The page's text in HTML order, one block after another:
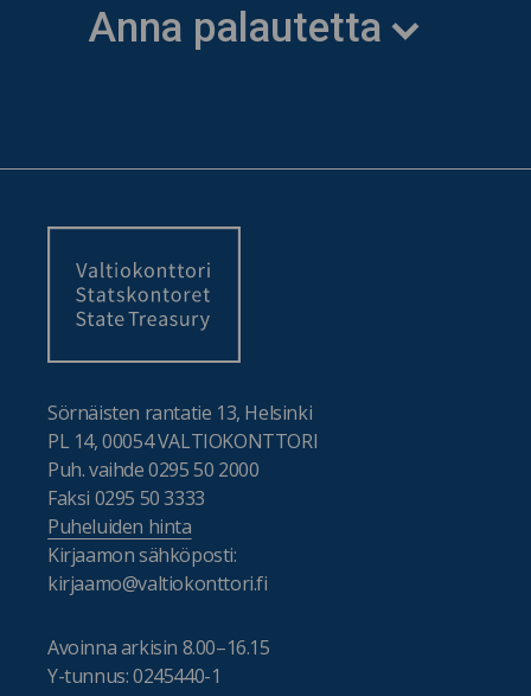
Anna palautetta
Sörnäisten rantatie 13, Helsinki
PL 14, 00054 VALTIOKONTTORI
Puh. vaihde 0295 50 2000
Faksi 0295 50 3333
Puheluiden hinta
Kirjaamon sähköposti:
kirjaamo@valtiokonttori.fi
Avoinna arkisin 8.00–16.15
Y-tunnus: 0245440-1